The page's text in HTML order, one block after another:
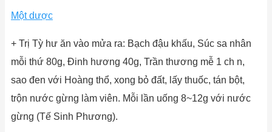
Một dược
+ Trị Tỳ hư ăn vào mửa ra: Bạch đậu khấu, Súc sa nhân
mỗi thứ 80g, Đinh hương 40g, Trần thương mễ 1 ch n,
sao đen với Hoàng thổ, xong bỏ đất, lấy thuốc, tán bột,
trộn nước gừng làm viên. Mỗi lần uống 8~12g với nước
gừng (Tế Sinh Phương).